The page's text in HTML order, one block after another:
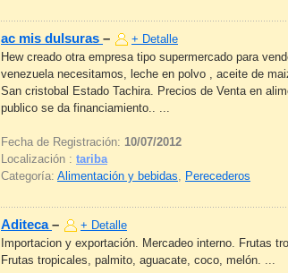
ac mis dulsuras –
+ Detalle
Hew creado otra empresa tipo supermercado para
venezuela necesitamos, leche en polvo , aceite de
San cristobal Estado Tachira. Precios de Venta en
publico se da financiamiento.. ...
Fecha de Registración: 10/07/2012
Localización : tariba
Categoría: Alimentación y bebidas, Perecederos
Aditeca–
+ Detalle
Importacion y exportación. Mercadeo interno. Frutas
Frutas tropicales, palmito, aguacate, coco, melón. ...